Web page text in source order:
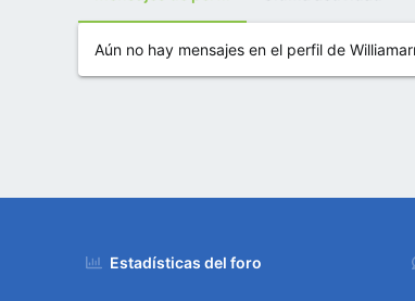
Aún no hay mensajes en el perfil de
Estadísticas del foro